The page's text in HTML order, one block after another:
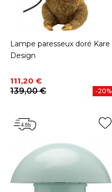
Lampe paresseux doré Kare
Design
Prix
111,20 €
Prix de base
139,00 €
-20%